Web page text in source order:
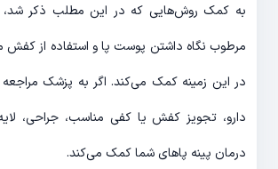
به کمک روش‌هایی که در این مطلب ذکر شد،
مرطوب نگاه داشتن پوست پا و استفاده از
در این زمینه کمک می‌کند. اگر به پزشک مراجعه
دارو، تجویز کفش یا کفی مناسب، جراحی،
درمان پینه‌ پاهای شما کمک می‌کند.